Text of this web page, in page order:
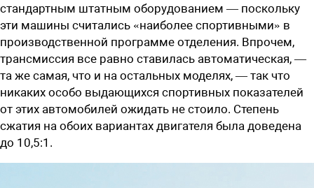
стандартным штатным оборудованием — поскольку
эти машины считались «наиболее спортивными» в
производственной программе отделения. Впрочем,
трансмиссия все равно ставилась автоматическая, —
та же самая, что и на остальных моделях, — так что
никаких особо выдающихся спортивных показателей
от этих автомобилей ожидать не стоило. Степень
сжатия на обоих вариантах двигателя была доведена
до 10,5:1.